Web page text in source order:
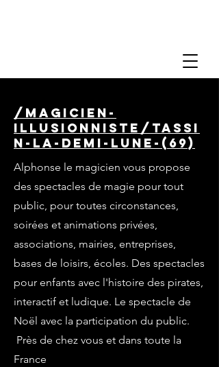
/magicien-
illusionniste/tassi
n-la-demi-lune-(69)
Alphonse le magicien vous propose
des spectacles de magie pour tout
public, pour toutes circonstances,
soirées et animations privées,
associations, mairies, entreprises,
bases de loisirs, écoles. Des spectacles
pour enfants avec l'histoire des pirates,
interactif et ludique. Le spectacle de
Noël avec la participation du public.
Près de chez vous et dans toute la
France